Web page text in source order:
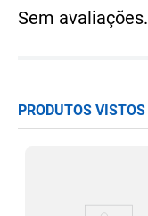
Sem avaliações.
PRODUTOS VISTOS